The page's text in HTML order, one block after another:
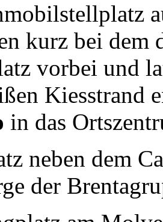
kurz bei dem
vorbei und
Kiesstrand
in das
neben dem
der